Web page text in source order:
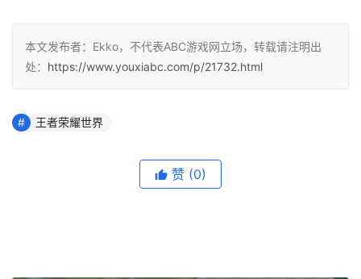
本文发布者：Ekko，不代表ABC游戏网立场，转载请注明出
处： https://www.youxiabc.com/p/21732.html
王者荣耀世界
赞 (0)